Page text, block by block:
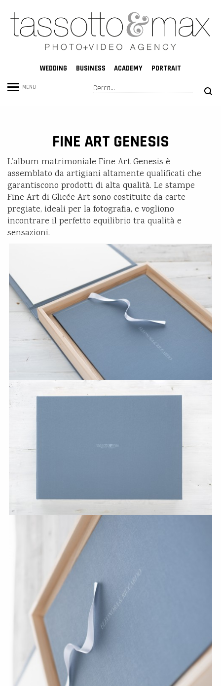
WEDDING BUSINESS ACADEMY PORTRAIT
ricerca
Cerca
MENU
FINE ART GENESIS
L’album matrimoniale Fine Art Genesis è
assemblato da artigiani altamente qualificati che
garantiscono prodotti di alta qualità. Le stampe
Fine Art di Glicée Art sono costituite da carte
pregiate, ideali per la fotografia, e vogliono
incontrare il perfetto equilibrio tra qualità e
sensazioni.